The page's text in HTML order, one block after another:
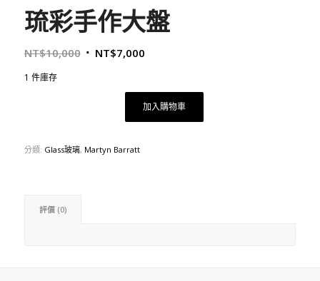
琉彩手作大盤
NT$10,000 原
NT$10,000。
NT$7,000目
格：
NT$7,000。
1 件庫存
加入購物車
分類: Glass玻璃, Martyn Barratt
評價 (0)